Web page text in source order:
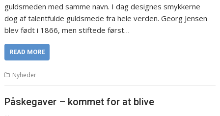
guldsmeden med samme navn. I dag designes smykkerne
dog af talentfulde guldsmede fra hele verden. Georg Jensen
blev født i 1866, men stiftede først…
READ MORE
Nyheder
Påskegaver – kommet for at blive